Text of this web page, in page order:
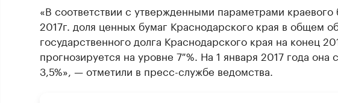
«В соответствии с утвержденными параметрами
2017г. доля ценных бумаг Краснодарского края в общем
государственного долга Краснодарского края на конец
прогнозируется на уровне 7 %. На 1 января 2017 года она
3,5%», — отметили в пресс-службе ведомства.